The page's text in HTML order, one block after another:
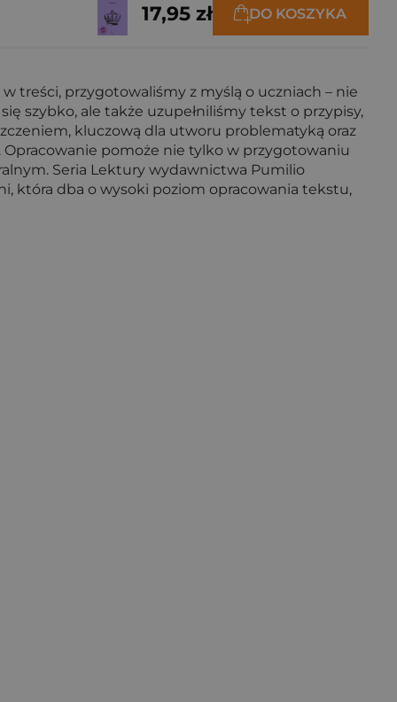
17,95 zł DO KOSZYKA
treści, przygotowaliśmy z myślą o uczniach – nie
szybko, ale także uzupełniliśmy tekst o przypisy,
kluczową dla utworu problematyką oraz
pomoże nie tylko w przygotowaniu
Seria Lektury wydawnictwa Pumilio
która dba o wysoki poziom opracowania tekstu,